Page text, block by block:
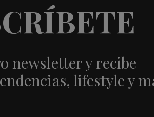
newsletter y recibe
lifestyle y